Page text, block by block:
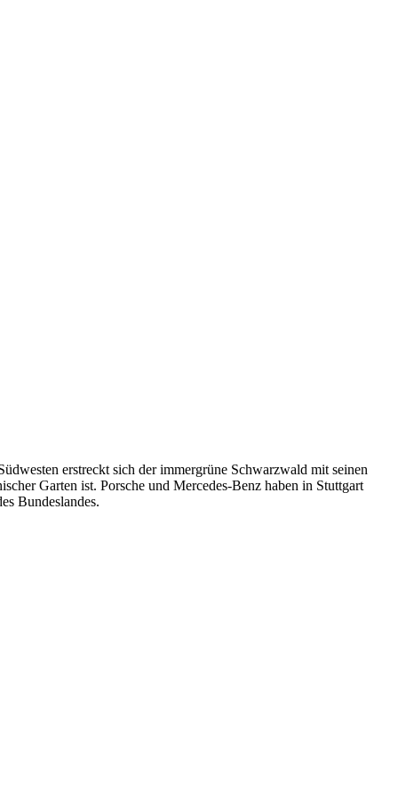
erstreckt sich der immergrüne Schwarzwald mit seinen
Garten ist. Porsche und Mercedes-Benz haben in Stuttgart
Bundeslandes.